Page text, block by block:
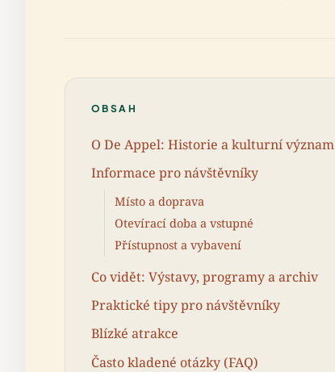
OBSAH
O De Appel: Historie a kulturní význam
Informace pro návštěvníky
Místo a doprava
Otevírací doba a vstupné
Přístupnost a vybavení
Co vidět: Výstavy, programy a archiv
Praktické tipy pro návštěvníky
Blízké atrakce
Často kladené otázky (FAQ)